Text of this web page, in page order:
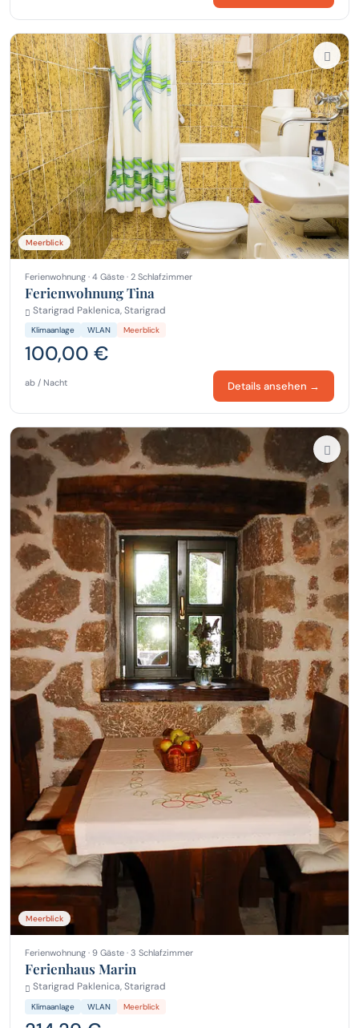
Meerblick
Ferienwohnung · 4 Gäste · 2 Schlafzimmer
Ferienwohnung Tina
Starigrad Paklenica, Starigrad
Klimaanlage WLAN Meerblick
100,00 €
ab / Nacht Details ansehen →
Meerblick
Ferienwohnung · 9 Gäste · 3 Schlafzimmer
Ferienhaus Marin
Starigrad Paklenica, Starigrad
Klimaanlage WLAN Meerblick